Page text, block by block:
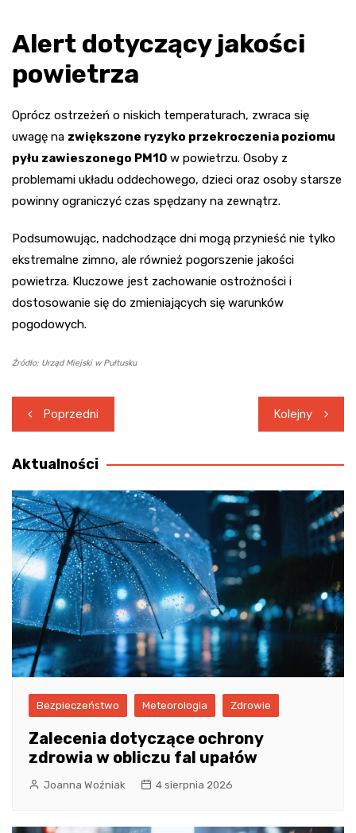
Alert dotyczący jakości
powietrza
Oprócz ostrzeżeń o niskich temperaturach, zwraca się
uwagę na zwiększone ryzyko przekroczenia poziomu
pyłu zawieszonego PM10 w powietrzu. Osoby z
problemami układu oddechowego, dzieci oraz osoby starsze
powinny ograniczyć czas spędzany na zewnątrz.
Podsumowując, nadchodzące dni mogą przynieść nie tylko
ekstremalne zimno, ale również pogorszenie jakości
powietrza. Kluczowe jest zachowanie ostrożności i
dostosowanie się do zmieniających się warunków
pogodowych.
Źródło: Urząd Miejski w Pułtusku
Nawigacja
wpisu
Poprzedni Kolejny
Aktualności
Bezpieczeństwo Meteorologia Zdrowie
Zalecenia dotyczące ochrony
zdrowia w obliczu fal upałów
Joanna Woźniak 4 sierpnia 2026